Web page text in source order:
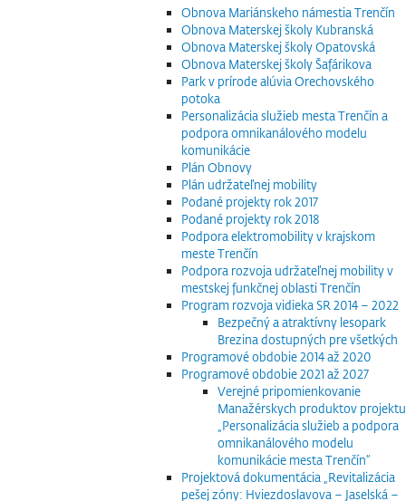
Obnova Mariánskeho námestia Trenčín
Obnova Materskej školy Kubranská
Obnova Materskej školy Opatovská
Obnova Materskej školy Šafárikova
Park v prírode alúvia Orechovského
potoka
Personalizácia služieb mesta Trenčín a
podpora omnikanálového modelu
komunikácie
Plán Obnovy
Plán udržateľnej mobility
Podané projekty rok 2017
Podané projekty rok 2018
Podpora elektromobility v krajskom
meste Trenčín
Podpora rozvoja udržateľnej mobility v
mestskej funkčnej oblasti Trenčín
Program rozvoja vidieka SR 2014 – 2022
Bezpečný a atraktívny lesopark
Brezina dostupných pre všetkých
Programové obdobie 2014 až 2020
Programové obdobie 2021 až 2027
Verejné pripomienkovanie
Manažérskych produktov projektu
„Personalizácia služieb a podpora
omnikanálového modelu
komunikácie mesta Trenčín“
Projektová dokumentácia „Revitalizácia
pešej zóny: Hviezdoslavova – Jaselská –